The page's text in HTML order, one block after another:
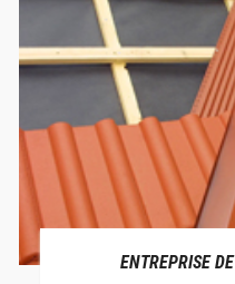
ENTREPRISE